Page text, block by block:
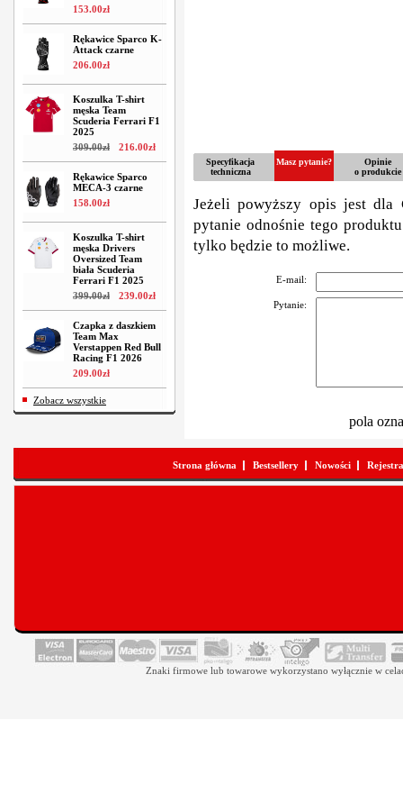
153.00zł
Rękawice Sparco K-
Attack czarne
206.00zł
Koszulka T-shirt
męska Team
Scuderia Ferrari F1
2025
309.00zł 216.00zł
Rękawice Sparco
MECA-3 czarne
158.00zł
Koszulka T-shirt
męska Drivers
Oversized Team
biała Scuderia
Ferrari F1 2025
399.00zł 239.00zł
Czapka z daszkiem
Team Max
Verstappen Red Bull
Racing F1 2026
209.00zł
Zobacz wszystkie
Specyfikacja
techniczna
Masz pytanie?
Opinie
o produkcie
Jeżeli powyższy opis jest dla
pytanie odnośnie tego
tylko będzie to możliwe.
E-mail:
Pytanie:
pola
Strona główna Bestsellery Nowości
Znaki firmowe lub towarowe wykorzystano wyłącznie w